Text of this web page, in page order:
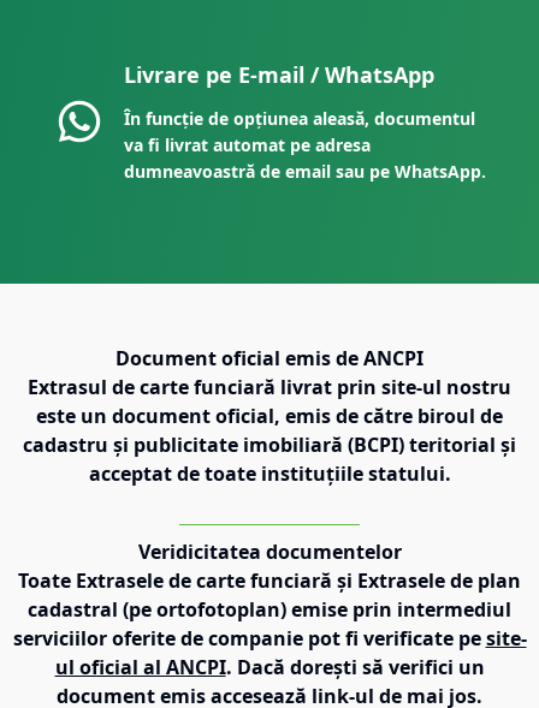
Livrare pe E-mail / WhatsApp
În funcție de opțiunea aleasă, documentul
va fi livrat automat pe adresa
dumneavoastră de email sau pe WhatsApp.
Document oficial emis de ANCPI
Extrasul de carte funciară livrat prin site-ul nostru
este un document oficial, emis de către biroul de
cadastru și publicitate imobiliară (BCPI) teritorial și
acceptat de toate instituțiile statului.
Veridicitatea documentelor
Toate Extrasele de carte funciară și Extrasele de plan
cadastral (pe ortofotoplan) emise prin intermediul
serviciilor oferite de companie pot fi verificate pe site-
ul oficial al ANCPI. Dacă dorești să verifici un
document emis accesează link-ul de mai jos.